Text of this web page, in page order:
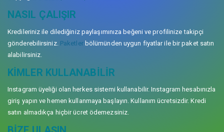
NASIL ÇALIŞIR
Kredileriniz ile dilediğiniz paylaşımınıza beğeni ve profilinize takipçi
gönderebilirsiniz. Paketlerbölümünden uygun fiyatlar ile bir paket satın
alabilirsiniz.
KIMLER KULLANABILIR
Instagram üyeliği olan herkes sistemi kullanabilir. Instagram hesabınızla
giriş yapın ve hemen kullanmaya başlayın. Kullanım ücretsizdir. Kredi
satın almadıkça hiçbir ücret ödemezsiniz.